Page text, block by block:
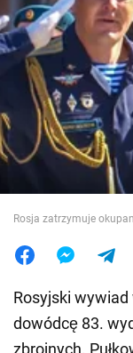
Społeczeństwo
Wojna na
Świat
Jedzenie
Rosja zatrzymuje
Rosyjski wywiad
dowódcę 83.